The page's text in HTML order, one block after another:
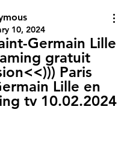
10, 2024
Germain Lille
gratuit
Paris
Lille en
tv 10.02.2024